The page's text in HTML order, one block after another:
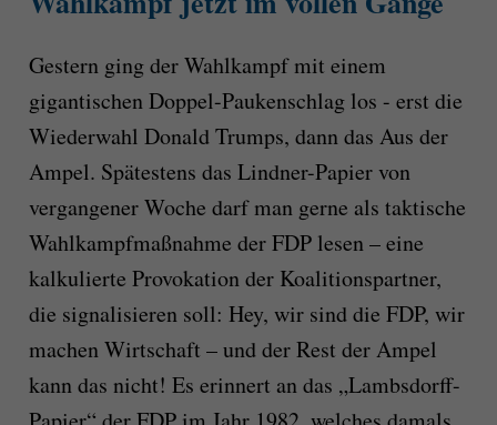
Gestern ging der Wahlkampf mit einem
gigantischen Doppel-Paukenschlag los - erst die
Wiederwahl Donald Trumps, dann das Aus der
Ampel. Spätestens das Lindner-Papier von
vergangener Woche darf man gerne als taktische
Wahlkampfmaßnahme der FDP lesen – eine
kalkulierte Provokation der Koalitionspartner,
die signalisieren soll: Hey, wir sind die FDP, wir
machen Wirtschaft – und der Rest der Ampel
kann das nicht! Es erinnert an das „Lambsdorff-